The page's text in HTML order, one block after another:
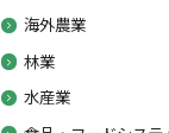
海外農業
林業
水産業